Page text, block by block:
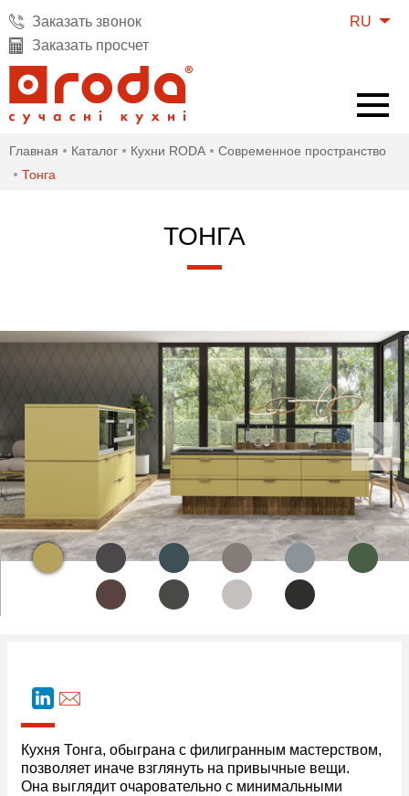
RU
Заказать звонок
Заказать просчет
Главная Каталог Кухни RODA
Современное пространство
Тонга
ТОНГА
Кухня Тонга, обыграна с филигранным мастерством,
позволяет иначе взглянуть на привычные вещи.
Она выглядит очаровательно с минимальными